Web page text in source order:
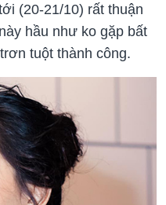
(20-21/10) rất thuận
hầu như ko gặp bất
tuột thành công.